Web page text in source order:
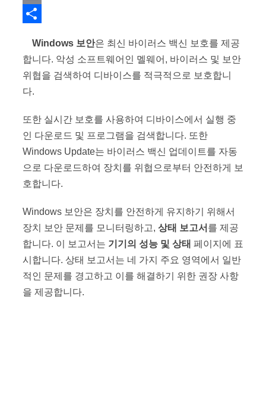
ok
I
n
a
e
r
t
E
i
l
a
r
Windows 보안은 최신 바이러스 백신 보호를 제공
합니다. 악성 소프트웨어인 멜웨어, 바이러스 및 보안
위협을 검색하여 디바이스를 적극적으로 보호합니
다.
또한 실시간 보호를 사용하여 디바이스에서 실행 중
인 다운로드 및 프로그램을 검색합니다. 또한
Windows Update는 바이러스 백신 업데이트를 자동
으로 다운로드하여 장치를 위협으로부터 안전하게 보
호합니다.
Windows 보안은 장치를 안전하게 유지하기 위해서
장치 보안 문제를 모니터링하고, 상태 보고서 를 제공
합니다. 이 보고서는 기기의 성능 및 상태 페이지에 표
시합니다. 상태 보고서는 네 가지 주요 영역에서 일반
적인 문제를 경고하고 이를 해결하기 위한 권장 사항
을 제공합니다.